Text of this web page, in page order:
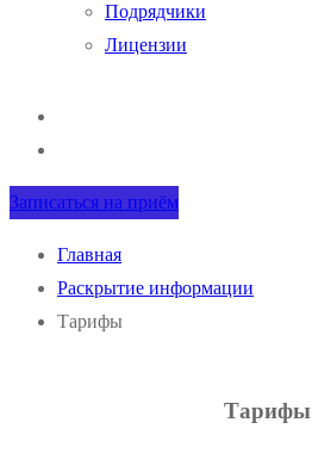
Подрядчики
Лицензии
Записаться на приём
Главная
Раскрытие информации
Тарифы
Тарифы